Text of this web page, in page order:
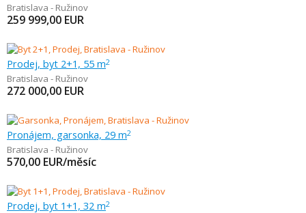
Bratislava - Ružinov
259 999,00 EUR
Prodej, byt 2+1, 55 m2
Bratislava - Ružinov
272 000,00 EUR
Pronájem, garsonka, 29 m2
Bratislava - Ružinov
570,00 EUR/měsíc
Prodej, byt 1+1, 32 m2